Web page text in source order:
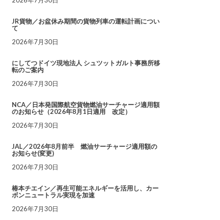
JR貨物／お盆休み期間の貨物列車の運転計画につい
て
2026年7月30日
にしてつドイツ現地法人 シュツットガルト事務所移
転のご案内
2026年7月30日
NCA／日本発国際航空貨物燃油サーチャージ適用額
のお知らせ（2026年8月1日適用 改定）
2026年7月30日
JAL／2026年8月前半 燃油サーチャージ適用額の
お知らせ(変更)
2026年7月30日
椿本チエイン／再生可能エネルギーを活用し、カー
ボンニュートラル実現を加速
2026年7月30日